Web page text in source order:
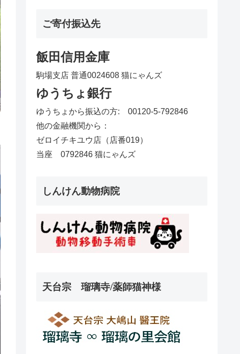
ご寄付振込先
飯田信用金庫
駒場支店 普通0024608 猫にゃんズ
ゆうちょ銀行
ゆうちょから振込の方: 00120-5-792846
他の金融機関から：
ゼロイチキユウ店（店番019）
当座 0792846 猫にゃんズ
しんけん動物病院
天台宗 瑠璃寺/薬師猫神様